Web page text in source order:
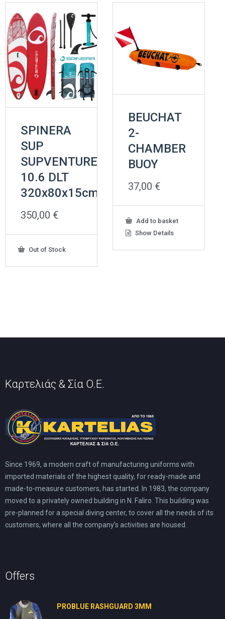
SPINERA
SUP
SUPVENTURE
10.6 DLT
320x80x15cm
350,00 €
Out of Stock
BEUCHAT
2-
CHAMBER
BUOY
37,00 €
Add to basket
Show Details
Καρτελιάς & Σία Ο.Ε.
Since 1969, a modern craft of manufacturing uniforms with
imported materials of the highest quality, for ready-made and
made-to-measure customers, has started. In 1983, the company
moved to a privately owned building in N. Faliro. This building was
pre-planned for a special diving center, to cover all the needs of its
customers, where all the company’s activities are housed.
Offers
PROBLUE RASHGUARD 3MM